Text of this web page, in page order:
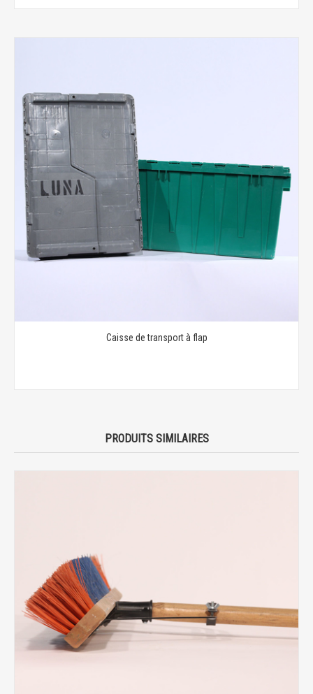
Caisse de transport à flap
PRODUITS SIMILAIRES